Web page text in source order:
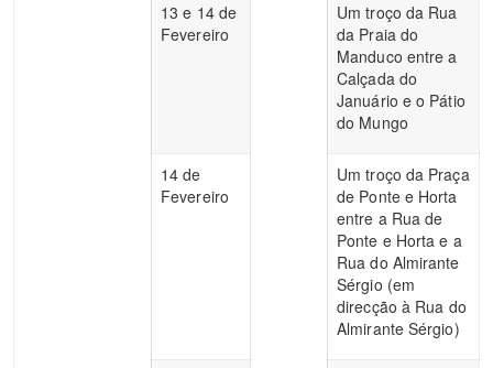
13 e 14 de
Fevereiro
Um troço da Rua
da Praia do
Manduco entre a
Calçada do
Januário e o Pátio
do Mungo
14 de
Fevereiro
Um troço da Praça
de Ponte e Horta
entre a Rua de
Ponte e Horta e a
Rua do Almirante
Sérgio (em
direcção à Rua do
Almirante Sérgio)